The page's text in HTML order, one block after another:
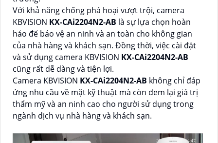
Với khả năng chống phá hoại vượt trội, camera
KBVISION KX-CAi2204N2-AB là sự lựa chọn hoàn
hảo để bảo vệ an ninh và an toàn cho không gian
của nhà hàng và khách sạn. Đồng thời, việc cài đặt
và sử dụng camera KBVISION KX-CAi2204N2-AB
cũng rất dễ dàng và tiện lợi.
Camera KBVISION KX-CAi2204N2-AB không chỉ đáp
ứng nhu cầu về mặt kỹ thuật mà còn đem lại giá trị
thẩm mỹ và an ninh cao cho người sử dụng trong
ngành dịch vụ nhà hàng và khách sạn.